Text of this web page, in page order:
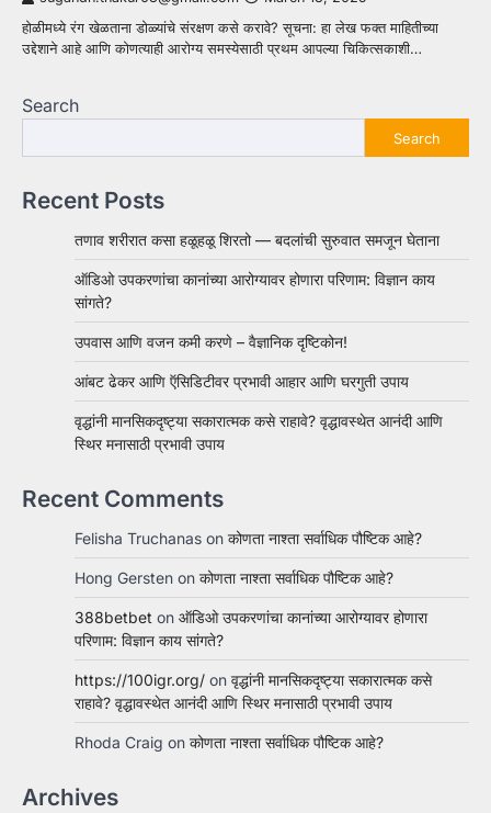
होळीमध्ये रंग खेळताना डोळ्यांचे संरक्षण कसे करावे? सूचना: हा लेख फक्त माहितीच्या
उद्देशाने आहे आणि कोणत्याही आरोग्य समस्येसाठी प्रथम आपल्या चिकित्सकाशी…
Search
Search
Recent Posts
तणाव शरीरात कसा हळूहळू शिरतो — बदलांची सुरुवात समजून घेताना
ऑडिओ उपकरणांचा कानांच्या आरोग्यावर होणारा परिणाम: विज्ञान काय
सांगते?
उपवास आणि वजन कमी करणे – वैज्ञानिक दृष्टिकोन!
आंबट ढेकर आणि ऍसिडिटीवर प्रभावी आहार आणि घरगुती उपाय
वृद्धांनी मानसिकदृष्ट्या सकारात्मक कसे राहावे? वृद्धावस्थेत आनंदी आणि
स्थिर मनासाठी प्रभावी उपाय
Recent Comments
Felisha Truchanas on कोणता नाश्ता सर्वाधिक पौष्टिक आहे?
Hong Gersten on कोणता नाश्ता सर्वाधिक पौष्टिक आहे?
388betbet on ऑडिओ उपकरणांचा कानांच्या आरोग्यावर होणारा
परिणाम: विज्ञान काय सांगते?
https://100igr.org/ on वृद्धांनी मानसिकदृष्ट्या सकारात्मक कसे
राहावे? वृद्धावस्थेत आनंदी आणि स्थिर मनासाठी प्रभावी उपाय
Rhoda Craig on कोणता नाश्ता सर्वाधिक पौष्टिक आहे?
Archives